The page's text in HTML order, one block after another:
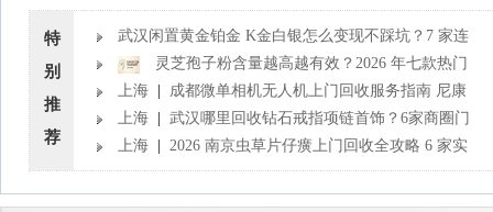
特
别
推
荐
武汉闲置黄金铂金 K金白银怎么变现不踩坑？7 家连
锁门店实测 全品类实时行情
灵芝孢子粉含量越高越有效？2026 年七款热门
品牌深度实测，肠胃敏感者避坑指南
上海| 成都微单相机无人机上门回收服务指南 尼康
佳能索尼松下单反镜头回收行情
上海| 武汉哪里回收钻石戒指项链首饰？6家商圈门
店指南 卡地亚梵克雅宝回收价格
上海| 2026 南京虫草片仔癀上门回收全攻略 6 家实
体门店服务与行情详解